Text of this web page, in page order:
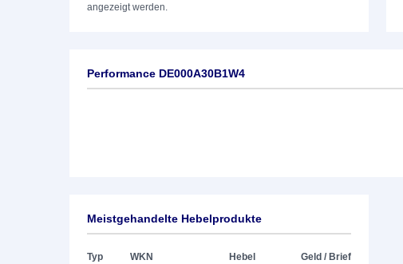
angezeigt werden.
Performance DE000A30B1W4
Meistgehandelte Hebelprodukte
Typ WKN Hebel Geld / Brief